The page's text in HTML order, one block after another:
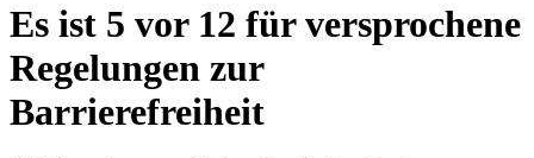
Es ist 5 vor 12 für versprochene
Regelungen zur
Barrierefreiheit